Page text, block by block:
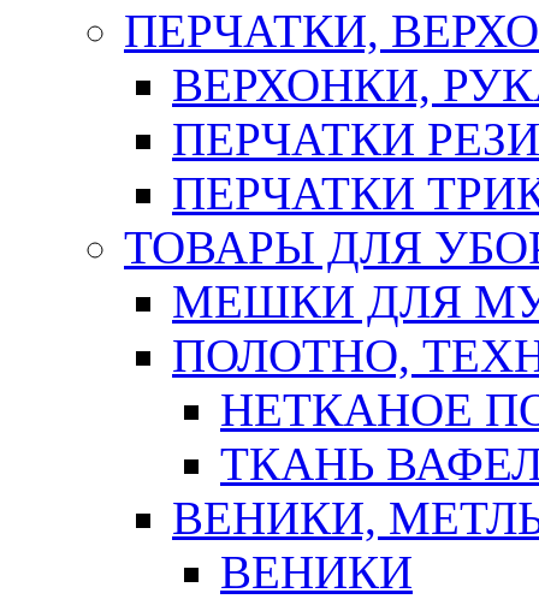
ПЕРЧАТКИ,
ВЕРХОНКИ,
ПЕРЧАТКИ
ПЕРЧАТКИ
ТОВАРЫ ДЛЯ
МЕШКИ ДЛЯ
ПОЛОТНО,
НЕТКАНОЕ
ТКАНЬ
ВЕНИКИ,
ВЕНИКИ